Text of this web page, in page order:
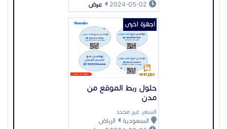
عرض
حلول ربط الموقع من
مدن
السعر غير محدد
السعودية
الرياض
اجهزة اخرى